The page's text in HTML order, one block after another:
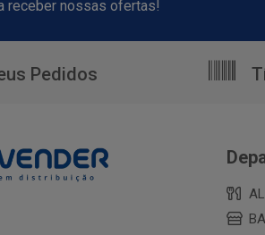
receber nossas ofertas!
Pedidos